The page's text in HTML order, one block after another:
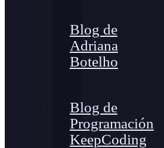
Blog de
Adriana
Botelho
Blog de
Programación
KeepCoding